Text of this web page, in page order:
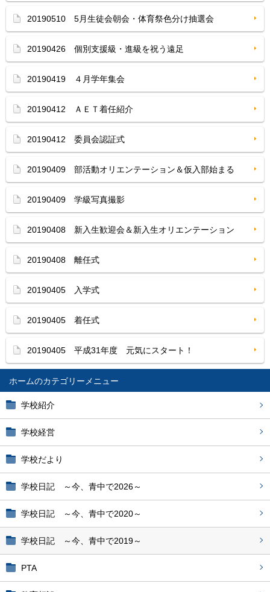
ホーム
学校紹介
学校経営
学校だより
学校日記 ～今、青中で2026～
学校日記 ～今、青中で2020～
学校日記 ～今、青中で2019～
PTA
20190510 5月生徒会朝会・体育祭色分け抽選会
20190426 個別支援級・進級を祝う遠足
20190419 ４月学年集会
20190412 ＡＥＴ着任紹介
20190412 委員会認証式
20190409 部活動オリエンテーション＆仮入部始まる
20190409 学級写真撮影
20190408 新入生歓迎会＆新入生オリエンテーション
20190408 離任式
20190405 入学式
20190405 着任式
20190405 平成31年度 元気にスタート！